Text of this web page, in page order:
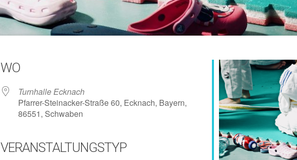
iCalendar Office 365
WO
Turnhalle Ecknach
Pfarrer-Steinacker-Straße 60, Ecknach, Bayern,
86551, Schwaben
VERANSTALTUNGSTYP